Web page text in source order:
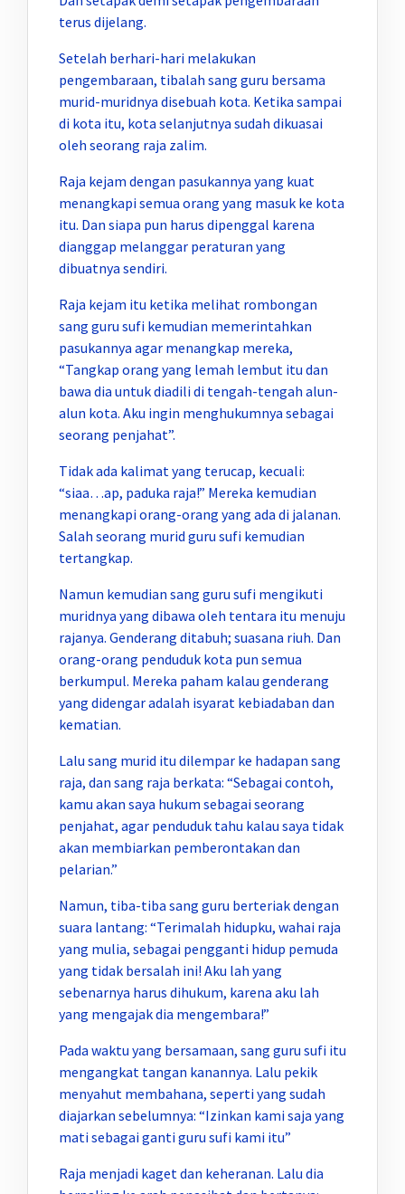
terus dijelang.
Setelah berhari-hari melakukan
pengembaraan, tibalah sang guru bersama
murid-muridnya disebuah kota. Ketika sampai
di kota itu, kota selanjutnya sudah dikuasai
oleh seorang raja zalim.
Raja kejam dengan pasukannya yang kuat
menangkapi semua orang yang masuk ke kota
itu. Dan siapa pun harus dipenggal karena
dianggap melanggar peraturan yang
dibuatnya sendiri.
Raja kejam itu ketika melihat rombongan
sang guru sufi kemudian memerintahkan
pasukannya agar menangkap mereka,
“Tangkap orang yang lemah lembut itu dan
bawa dia untuk diadili di tengah-tengah alun-
alun kota. Aku ingin menghukumnya sebagai
seorang penjahat”.
Tidak ada kalimat yang terucap, kecuali:
“siaa…ap, paduka raja!” Mereka kemudian
menangkapi orang-orang yang ada di jalanan.
Salah seorang murid guru sufi kemudian
tertangkap.
Namun kemudian sang guru sufi mengikuti
muridnya yang dibawa oleh tentara itu menuju
rajanya. Genderang ditabuh; suasana riuh. Dan
orang-orang penduduk kota pun semua
berkumpul. Mereka paham kalau genderang
yang didengar adalah isyarat kebiadaban dan
kematian.
Lalu sang murid itu dilempar ke hadapan sang
raja, dan sang raja berkata: “Sebagai contoh,
kamu akan saya hukum sebagai seorang
penjahat, agar penduduk tahu kalau saya tidak
akan membiarkan pemberontakan dan
pelarian.”
Namun, tiba-tiba sang guru berteriak dengan
suara lantang: “Terimalah hidupku, wahai raja
yang mulia, sebagai pengganti hidup pemuda
yang tidak bersalah ini! Aku lah yang
sebenarnya harus dihukum, karena aku lah
yang mengajak dia mengembara!”
Pada waktu yang bersamaan, sang guru sufi itu
mengangkat tangan kanannya. Lalu pekik
menyahut membahana, seperti yang sudah
diajarkan sebelumnya: “Izinkan kami saja yang
mati sebagai ganti guru sufi kami itu”
Raja menjadi kaget dan keheranan. Lalu dia